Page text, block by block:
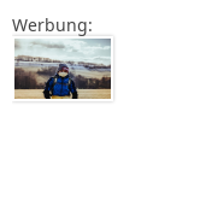
Werbung: